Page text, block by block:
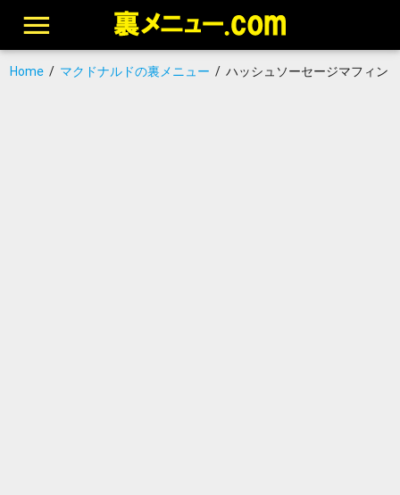
Home/ マクドナルドの裏メニュー / ハッシュソーセージマフィン